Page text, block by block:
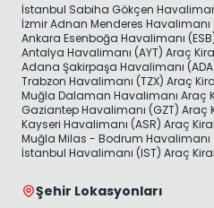
İstanbul Sabiha Gökçen
İzmir Adnan Menderes
Ankara Esenboğa Havalimanı
Antalya Havalimanı (AYT) Araç
Adana Şakirpaşa Havalimanı
Trabzon Havalimanı (TZX) Araç
Muğla Dalaman Havalimanı Araç
Gaziantep Havalimanı (GZT) Araç
Kayseri Havalimanı (ASR) Araç
Muğla Milas - Bodrum
İstanbul Havalimanı (IST) Araç
Şehir Lokasyonları